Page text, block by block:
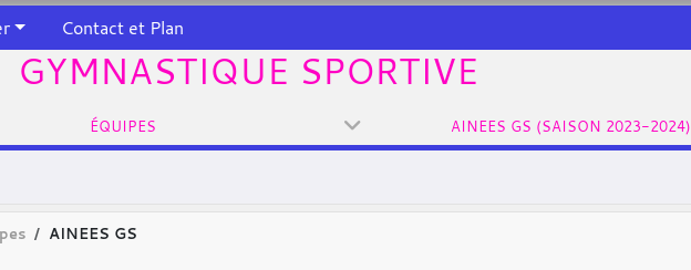
Contact et Plan
GYMNASTIQUE SPORTIVE
ÉQUIPES AINEES GS (SAISON 2023-2024)
AINEES GS